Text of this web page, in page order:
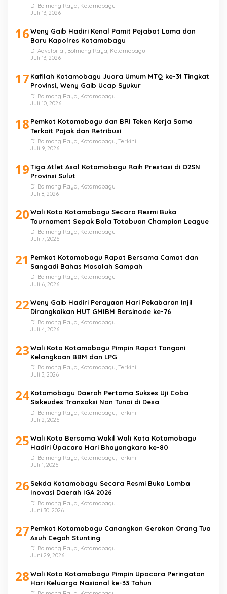
Di Bolmong Raya, Kotamobagu
Juli 13, 2026
16Weny Gaib Hadiri Kenal Pamit Pejabat Lama dan
Baru Kapolres Kotamobagu
Di Advetorial, Bolmong Raya, Kotamobagu
Juli 13, 2026
17 Kafilah Kotamobagu Juara Umum MTQ ke-31 Tingkat
Provinsi, Weny Gaib Ucap Syukur
Di Bolmong Raya, Kotamobagu
Juli 10, 2026
18 Pemkot Kotamobagu dan BRI Teken Kerja Sama
Terkait Pajak dan Retribusi
Di Bolmong Raya, Kotamobagu, Terkini
Juli 9, 2026
19Tiga Atlet Asal Kotamobagu Raih Prestasi di O2SN
Provinsi Sulut
Di Bolmong Raya, Kotamobagu
Juli 8, 2026
20Wali Kota Kotamobagu Secara Resmi Buka
Tournament Sepak Bola Totabuan Champion League
Di Bolmong Raya, Kotamobagu
Juli 7, 2026
21 Pemkot Kotamobagu Rapat Bersama Camat dan
Sangadi Bahas Masalah Sampah
Di Bolmong Raya, Kotamobagu
Juli 6, 2026
22Weny Gaib Hadiri Perayaan Hari Pekabaran Injil
Dirangkaikan HUT GMIBM Bersinode ke-76
Di Bolmong Raya, Kotamobagu
Juli 4, 2026
23Wali Kota Kotamobagu Pimpin Rapat Tangani
Kelangkaan BBM dan LPG
Di Bolmong Raya, Kotamobagu, Terkini
Juli 3, 2026
24Kotamobagu Daerah Pertama Sukses Uji Coba
Siskeudes Transaksi Non Tunai di Desa
Di Bolmong Raya, Kotamobagu, Terkini
Juli 2, 2026
25Wali Kota Bersama Wakil Wali Kota Kotamobagu
Hadiri Ùpacara Hari Bhayangkara ke-80
Di Bolmong Raya, Kotamobagu, Terkini
Juli 1, 2026
26 Sekda Kotamobagu Secara Resmi Buka Lomba
Inovasi Daerah IGA 2026
Di Bolmong Raya, Kotamobagu
Juni 30, 2026
27 Pemkot Kotamobagu Canangkan Gerakan Orang Tua
Asuh Cegah Stunting
Di Bolmong Raya, Kotamobagu
Juni 29, 2026
28Wali Kota Kotamobagu Pimpin Upacara Peringatan
Hari Keluarga Nasional ke-33 Tahun